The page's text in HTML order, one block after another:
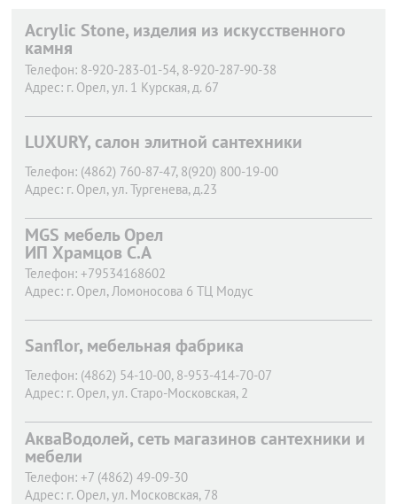
Acrylic Stone, изделия из искусственного
камня
Телефон: 8-920-283-01-54, 8-920-287-90-38
Адрес: г. Орел, ул. 1 Курская, д. 67
LUXURY, салон элитной сантехники
Телефон: (4862) 760-87-47, 8(920) 800-19-00
Адрес: г. Орел, ул. Тургенева, д.23
MGS мебель Орел
ИП Храмцов С.А
Телефон: +79534168602
Адрес: г. Орел, Ломоносова 6 ТЦ Модус
Sanflor, мебельная фабрика
Телефон: (4862) 54-10-00, 8-953-414-70-07
Адрес: г. Орел, ул. Старо-Московская, 2
АкваВодолей, сеть магазинов сантехники и
мебели
Телефон: +7 (4862) 49-09-30
Адрес: г. Орел, ул. Московская, 78